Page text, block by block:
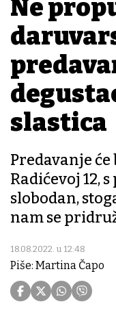
Ne
slastica
Predavanje
Radićevoj 12,
slobodan,
nam se
18.08.2022. u 12:48
Piše: Martina Čapo